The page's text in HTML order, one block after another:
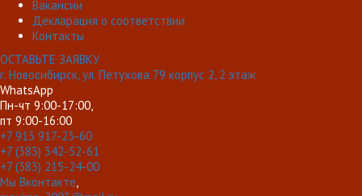
Вакансии
Декларация о соответствии
Контакты
ОСТАВЬТЕ ЗАЯВКУ
г. Новосибирск, ул. Петухова 79 корпус 2, 2 этаж
WhatsApp
Пн-чт 9:00-17:00,
пт 9:00-16:00
+7 913 917-23-60
+7 (383) 342-52-61
+7 (383) 215-24-00
Мы Вконтакте